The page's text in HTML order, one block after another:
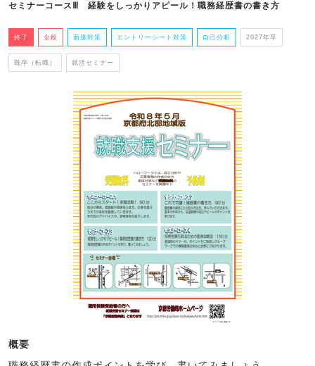
セミナーコースⅢ 経験をしっかりアピール！職務経歴書の書き方
終了 全般 面接対策 エントリーシート対策 自己分析 2027年卒
既卒（転職） 就活セミナー
概要